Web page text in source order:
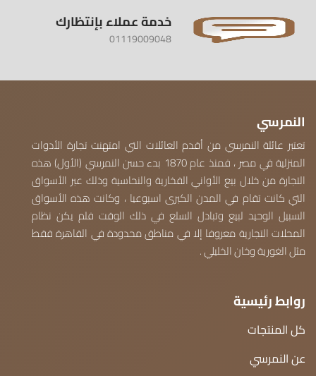
خدمة عملاء بإنتظارك
01119009048
النمرسي
تعتبر عائلة النمرسي من أقدم العائلات التي امتهنت تجارة الأدوات
المنزلية في مصر ، فمنذ عام 1870 بدء حسن النمرسي (الأول) هذه
التجارة من خلال بيع الأواني الفخارية والنحاسية وذلك عبر الأسواق
التي كانت تقام في المدن الكبرى اسبوعيا ، وكانت هذه الأسواق
السبيل الوحيد لبيع وتبادل السلع في ذلك الوقت فلم يكن نظام
المحلات التجارية معروفا إلا في مناطق محدودة في القاهرة فقط
مثل الغورية وخان الخليلي .
روابط رئيسية
كل المنتجات
عن النمرسي